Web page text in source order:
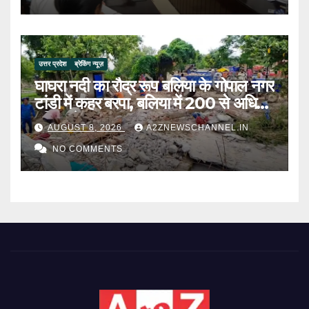
उत्तर प्रदेश ब्रेकिंग न्यूज़
घाघरा नदी का रौद्र रूप बलिया के गोपाल नगर
टांडी में कहर बरपा, बलिया में 200 से अधिक
परिवार बेघर
AUGUST 8, 2026 A2ZNEWSCHANNEL.IN
NO COMMENTS